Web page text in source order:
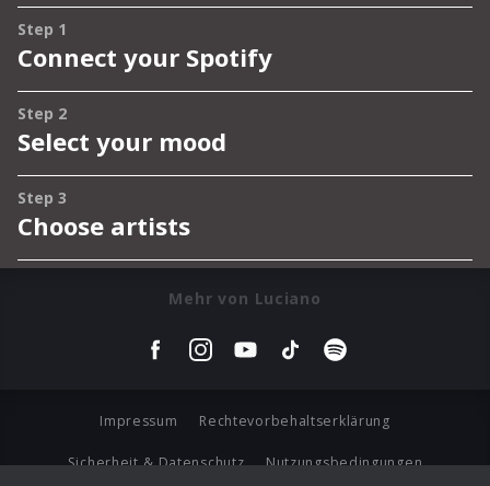
Mehr von Luciano
Impressum Rechtevorbehaltserklärung
Sicherheit & Datenschutz Nutzungsbedingungen